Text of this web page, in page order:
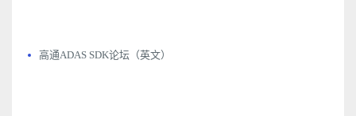
高通ADAS SDK论坛（英文）